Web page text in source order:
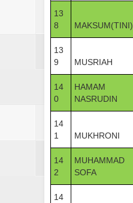
13
8
MAKSUM(TINI)
13
9
MUSRIAH
14
0
HAMAM
NASRUDIN
14
1
MUKHRONI
14
2
MUHAMMAD
SOFA
14